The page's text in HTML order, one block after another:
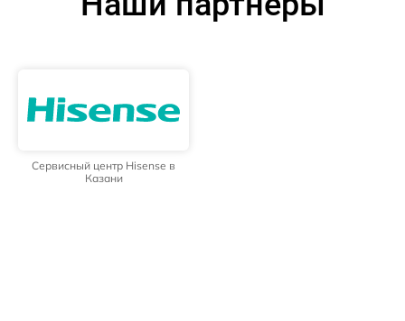
Сервисный центр Hisense в
Казани